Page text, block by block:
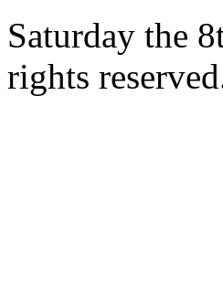
Saturday the
rights